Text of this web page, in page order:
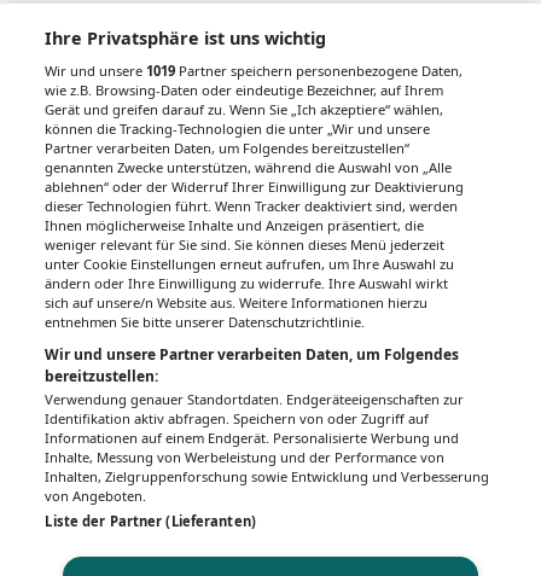
aus Österreich
Service
Regionauten-Community
Feedback zur Website
Verhaltenskodex
Cookie Einstellungen
Barrierefreiheit
Information
Impressum
Verwendung von KI
Datenschutz
AGB MeinBezirk.at
AGB Marktplatz
Ihre Privatsphäre ist uns wichtig
Wir und unsere1019 Partner speichern personenbezogene Daten,
wie z.B. Browsing-Daten oder eindeutige Bezeichner, auf Ihrem
Gerät und greifen darauf zu. Wenn Sie „Ich akzeptiere“ wählen,
können die Tracking-Technologien die unter „Wir und unsere
Partner verarbeiten Daten, um Folgendes bereitzustellen“
genannten Zwecke unterstützen, während die Auswahl von „Alle
ablehnen“ oder der Widerruf Ihrer Einwilligung zur Deaktivierung
dieser Technologien führt. Wenn Tracker deaktiviert sind, werden
Ihnen möglicherweise Inhalte und Anzeigen präsentiert, die
weniger relevant für Sie sind. Sie können dieses Menü jederzeit
unter Cookie Einstellungen erneut aufrufen, um Ihre Auswahl zu
ändern oder Ihre Einwilligung zu widerrufe. Ihre Auswahl wirkt
sich auf unsere/n Website aus. Weitere Informationen hierzu
entnehmen Sie bitte unserer Datenschutzrichtlinie.
Wir und unsere Partner verarbeiten Daten, um Folgendes
bereitzustellen:
Verwendung genauer Standortdaten. Endgeräteeigenschaften zur
Identifikation aktiv abfragen. Speichern von oder Zugriff auf
Informationen auf einem Endgerät. Personalisierte Werbung und
Inhalte, Messung von Werbeleistung und der Performance von
Inhalten, Zielgruppenforschung sowie Entwicklung und Verbesserung
von Angeboten.
Liste der Partner (Lieferanten)